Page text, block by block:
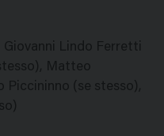
Giovanni Lindo Ferretti
Matteo
Piccininno (se stesso),